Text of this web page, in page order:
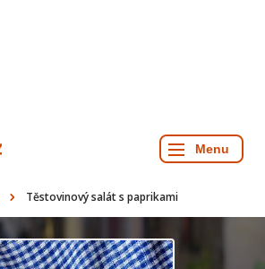
Těstovinový salát s paprikami